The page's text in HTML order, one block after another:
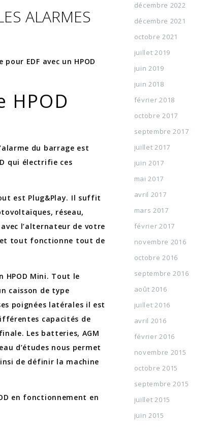
ALARMES
EDF avec un HPOD
HPOD
du barrage est
qui électrifie ces
est Plug&Play. Il suffit
réseau,
l’alternateur de votre
et tout fonctionne tout de
HPOD Mini. Tout le
caisson de type
poignées latérales il est
capacités de
Les batteries, AGM
d’études nous permet
de définir la machine
en fonctionnement en
décembre 2022
décembre 2021
octobre 2021
juillet 2019
juin 2019
juin 2018
février 2018
octobre 2017
septembre 2017
juillet 2017
juin 2017
mai 2017
avril 2017
mars 2017
février 2017
novembre 2016
octobre 2016
septembre 2016
août 2016
juillet 2016
avril 2016
février 2016
novembre 2015
octobre 2015
septembre 2015
juillet 2015
juin 2015